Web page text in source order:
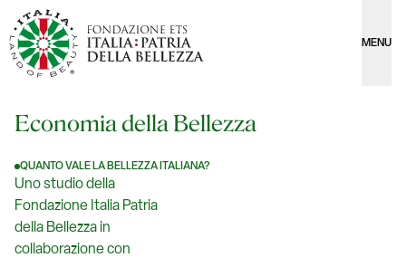
MENU
Economia della Bellezza
QUANTO VALE LA BELLEZZA ITALIANA?
Uno studio della
Fondazione Italia Patria
della Bellezza in
collaborazione con